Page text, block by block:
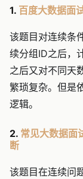
1. 百度大数据面
该题目对连续条
续分组ID之后，
之后又对不同天
繁琐复杂。但是
逻辑。
2. 常见大数据面
断
该题目在连续问